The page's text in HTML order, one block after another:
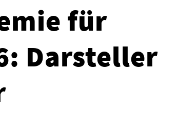
für
Darsteller